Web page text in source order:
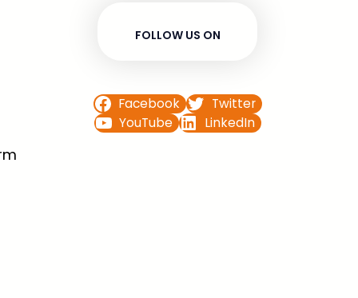
FOLLOW US ON
Facebook
Twitter
YouTube
LinkedIn